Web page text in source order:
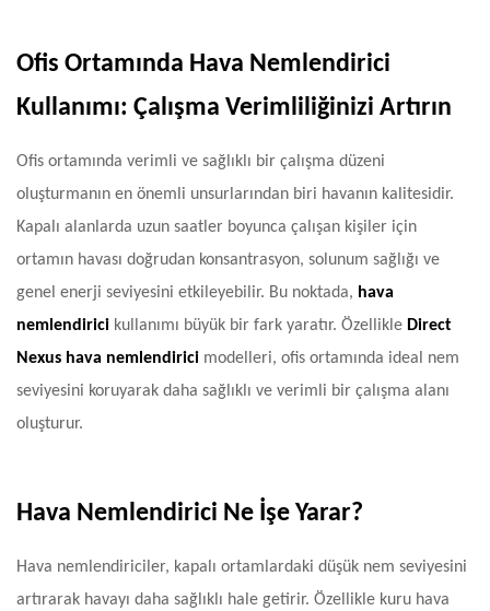
Ofis Ortamında Hava Nemlendirici
Kullanımı: Çalışma Verimliliğinizi Artırın
Ofis ortamında verimli ve sağlıklı bir çalışma düzeni
oluşturmanın en önemli unsurlarından biri havanın kalitesidir.
Kapalı alanlarda uzun saatler boyunca çalışan kişiler için
ortamın havası doğrudan konsantrasyon, solunum sağlığı ve
genel enerji seviyesini etkileyebilir. Bu noktada, hava
nemlendirici kullanımı büyük bir fark yaratır. Özellikle Direct
Nexus hava nemlendirici modelleri, ofis ortamında ideal nem
seviyesini koruyarak daha sağlıklı ve verimli bir çalışma alanı
oluşturur.
Hava Nemlendirici Ne İşe Yarar?
Hava nemlendiriciler, kapalı ortamlardaki düşük nem seviyesini
artırarak havayı daha sağlıklı hale getirir. Özellikle kuru hava